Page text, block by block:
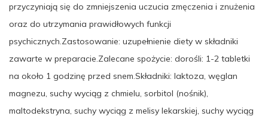
przyczyniają się do zmniejszenia uczucia zmęczenia i znużenia
oraz do utrzymania prawidłowych funkcji
psychicznych.Zastosowanie: uzupełnienie diety w składniki
zawarte w preparacie.Zalecane spożycie: dorośli: 1-2 tabletki
na około 1 godzinę przed snem.Składniki: laktoza, węglan
magnezu, suchy wyciąg z chmielu, sorbitol (nośnik),
maltodekstryna, suchy wyciąg z melisy lekarskiej, suchy wyciąg